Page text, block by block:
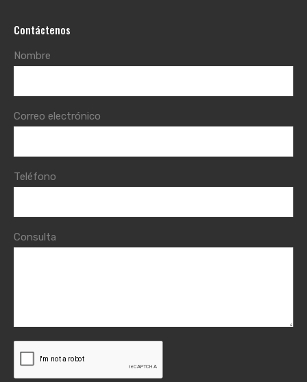
Contáctenos
Nombre
Correo electrónico
Teléfono
Consulta